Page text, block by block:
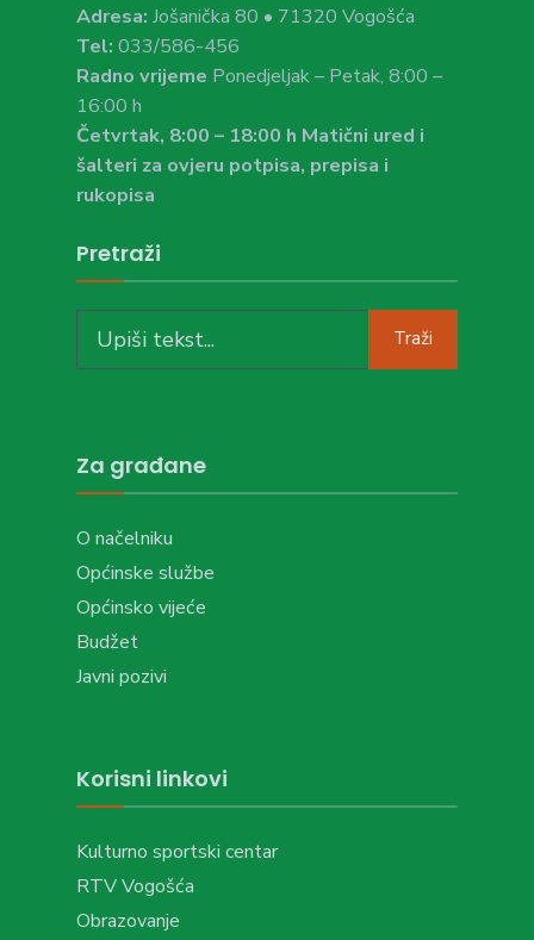
Adresa: Jošanička 80 • 71320 Vogošća
Tel: 033/586-456
Radno vrijeme Ponedjeljak – Petak, 8:00 –
16:00 h
Četvrtak, 8:00 – 18:00 h Matični ured i
šalteri za ovjeru potpisa, prepisa i
rukopisa
Pretraži
for:
Traži
Za građane
O načelniku
Općinske službe
Općinsko vijeće
Budžet
Javni pozivi
Korisni linkovi
Kulturno sportski centar
RTV Vogošća
Obrazovanje